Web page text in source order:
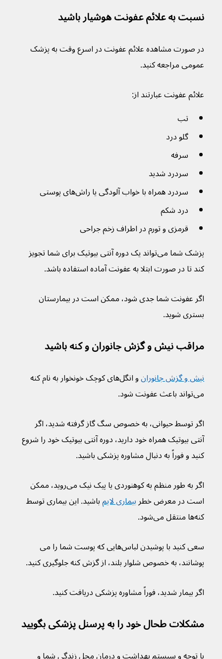
نسبت به علائم عفونت هوشیار باشید
در صورت مشاهده علائم عفونت در اسرع وقت به پزشک
عمومی مراجعه کنید.
علائم عفونت عبارتند از:
تب
گلو درد
سرفه
سردرد شدید
سردرد همراه با خواب آلودگی یا راش‌های پوستی
درد شکم
قرمزی و تورم در اطراف زخم جراحی
پزشک شما می‌تواند یک دوره آنتی بیوتیک برای شما تجویز
کند تا در صورت ابتلا به عفونت آماده استفاده باشد.
اگر عفونت شما جدی شود، ممکن است در بیمارستان
بستری شوید.
مراقب نیش و گزش جانوران و کنه باشید
نیش و گزش جانوران
و انگل‌های کوچک خونخوار به نام کنه
می‌تواند باعث عفونت شود.
اگر توسط حیوانی، به خصوص سگ گاز گرفته شدید، اگر
آنتی بیوتیک همراه خود دارید، دوره آنتی بیوتیک خود را شروع
کنید و فوراً به دنبال مشاوره پزشکی باشید.
اگر به طور منظم به کوهنوردی یا پیک نیک می‌روید، ممکن
است در معرض خطر بیماری لایم باشید. این بیماری توسط
کنه‌ها منتقل می‌شود.
سعی کنید با پوشیدن لباس‌هایی که پوست شما را می
پوشانند، به خصوص شلوار بلند، از گزش کنه جلوگیری کنید.
اگر بیمار شدید، فوراً مشاوره پزشکی دریافت کنید.
مشکلات طحال خود را به پرسنل پزشکی بگویید